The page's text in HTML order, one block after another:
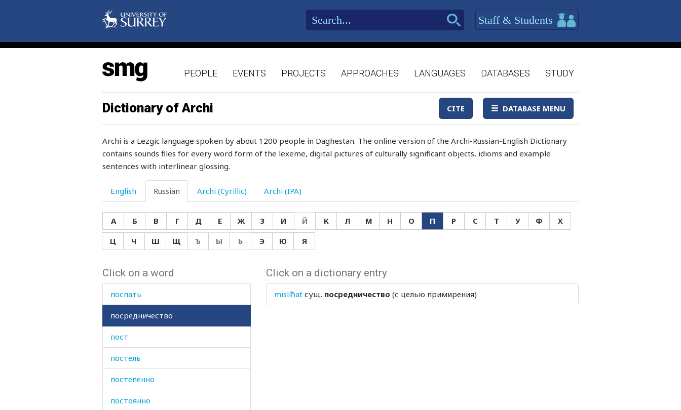
Staff & Students
PEOPLE EVENTS PROJECTS APPROACHES LANGUAGES DATABASES STUDY
Dictionary of Archi CITE DATABASE MENU
Archi is a Lezgic language spoken by about 1200 people in Daghestan. The online version of the Archi-Russian-English Dictionary
contains sounds files for every word form of the lexeme, digital pictures of culturally significant objects, idioms and example
sentences with interlinear glossing.
English Russian Archi (Cyrillic) Archi (IPA)
А Б В Г Д Е Ж З И Й К Л М Н О П Р С Т У Ф
Х
Ц
Ч Ш Щ Ъ Ы Ь Э Ю Я
Click on a word
порция
порядок
по-своему
посев
поскальзываться
посланец
после
последний
послезавтра
пословица
послушный
поспать
посредничество
пост
постель
постепенно
постоянно
Click on a dictionary entry
mislíħat сущ. посредничество (с целью примирения)